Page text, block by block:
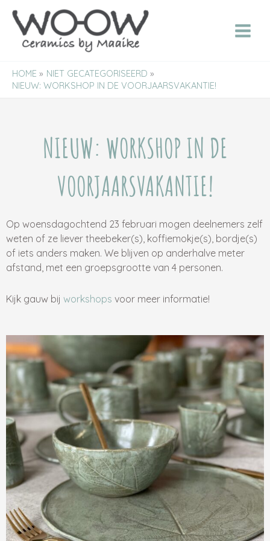
naar
inhoud
HOME
NIET GECATEGORISEERD
NIEUW: WORKSHOP IN DE VOORJAARSVAKANTIE!
NIEUW: WORKSHOP IN DE
VOORJAARSVAKANTIE!
Op woensdagochtend 23 februari mogen deelnemers zelf
weten of ze liever theebeker(s), koffiemokje(s), bordje(s)
of iets anders maken. We blijven op anderhalve meter
afstand, met een groepsgrootte van 4 personen.
Kijk gauw bij workshops voor meer informatie!